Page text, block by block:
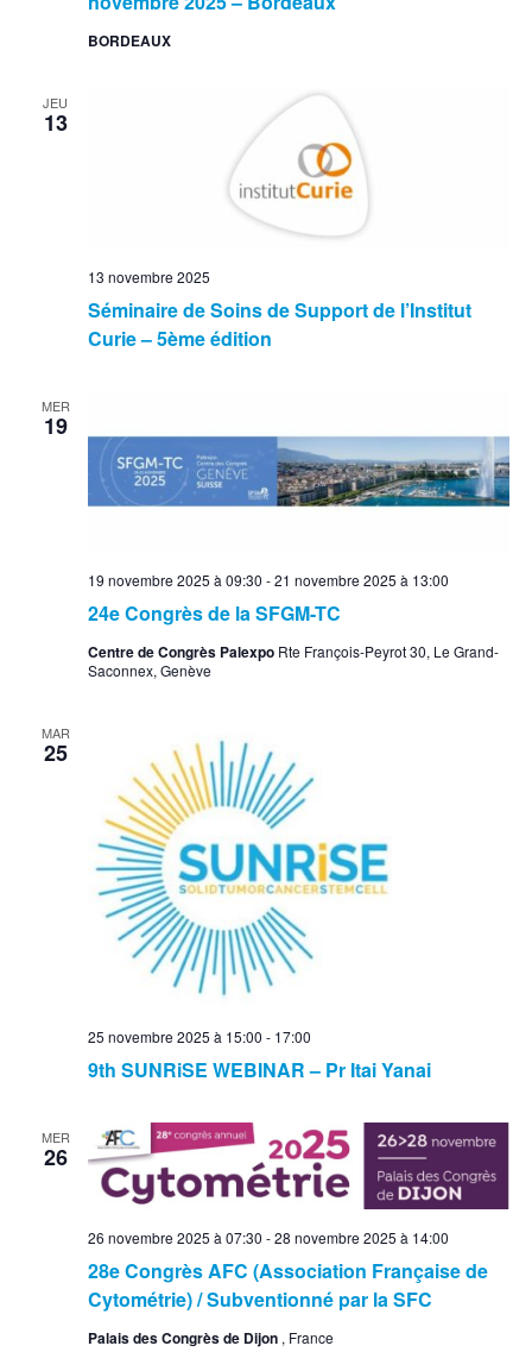
BORDEAUX
JEU
13
Séminaire de Soins de Support de l’Institut
Curie – 5ème édition
13 novembre 2025
MER
19
24e Congrès de la SFGM-TC
19 novembre 2025 à 09:30 -21 novembre 2025 à 13:00
Centre de Congrès Palexpo Rte François-Peyrot 30, Le Grand-
Saconnex, Genève
MAR
25
9th SUNRiSE WEBINAR – Pr Itai Yanai
25 novembre 2025 à 15:00 - 17:00
MER
26
28e Congrès AFC (Association Française de
Cytométrie) / Subventionné par la SFC
26 novembre 2025 à 07:30 -28 novembre 2025 à 14:00
Palais des Congrès de Dijon , France